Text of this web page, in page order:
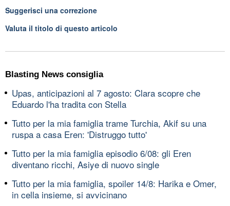
Suggerisci una correzione
Valuta il titolo di questo articolo
Blasting News consiglia
Upas, anticipazioni al 7 agosto: Clara scopre che
Eduardo l'ha tradita con Stella
Tutto per la mia famiglia trame Turchia, Akif su una
ruspa a casa Eren: 'Distruggo tutto'
Tutto per la mia famiglia episodio 6/08: gli Eren
diventano ricchi, Asiye di nuovo single
Tutto per la mia famiglia, spoiler 14/8: Harika e Omer,
in cella insieme, si avvicinano